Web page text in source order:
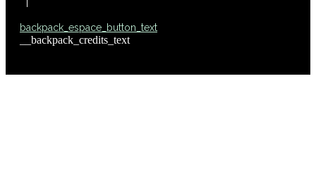
backpack_espace_button_text
__backpack_credits_text